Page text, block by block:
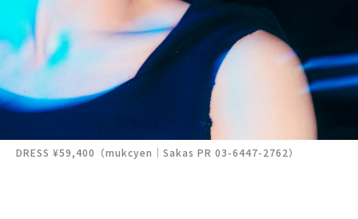
DRESS ¥59,400（mukcyen｜Sakas PR 03-6447-2762）